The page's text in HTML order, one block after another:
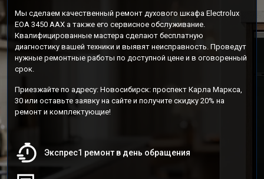
Мы сделаем качественный ремонт духового шкафа Electrolux
EOA 3450 AAX а также его сервисное обслуживание.
Квалифицированные мастера сделают бесплатную
диагностику вашей техники и выявят неисправность. Проведут
нужные ремонтные работы по доступной цене и в оговоренный
срок.
Приезжайте по адресу: Новосибирск: проспект Карла Маркса,
30 или оставьте заявку на сайте и получите скидку 20% на
ремонт и комплектующие!
Экспрес1 ремонт в день обращения